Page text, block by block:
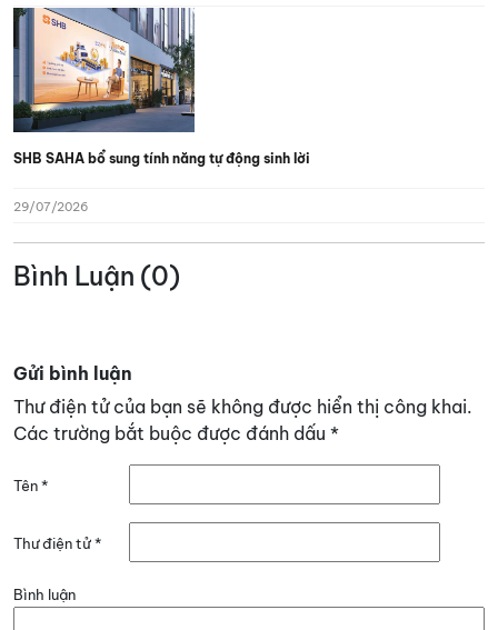
SHB SAHA bổ sung tính năng tự động sinh lời
29/07/2026
Bình Luận (0)
Gửi bình luận
Thư điện tử của bạn sẽ không được hiển thị công khai.
Các trường bắt buộc được đánh dấu *
Tên*
Thư điện tử*
Bình luận